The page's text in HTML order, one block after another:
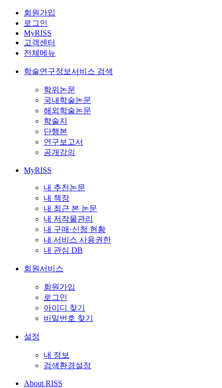
회원가입
로그인
MyRISS
고객센터
전체메뉴
학술연구정보서비스 검색
학위논문
국내학술논문
해외학술논문
학술지
단행본
연구보고서
공개강의
MyRISS
내 추천논문
내 책장
내 최근 본 논문
내 저작물관리
내 구매·신청 현황
내 서비스 사용권한
내 관심 DB
회원서비스
회원가입
로그인
아이디 찾기
비밀번호 찾기
설정
내 정보
검색환경설정
About RISS